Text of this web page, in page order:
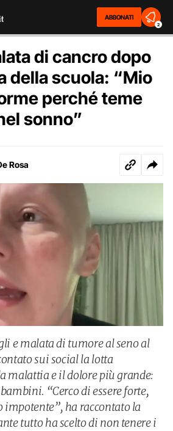
ABBONATI
2
di cancro dopo
della scuola: “Mio
perché teme
sonno”
Rosa
e malata di tumore al seno al
sui social la lotta
malattia e il dolore più grande:
“Cerco di essere forte,
impotente”, ha raccontato la
tutto ha scelto di non tenere i